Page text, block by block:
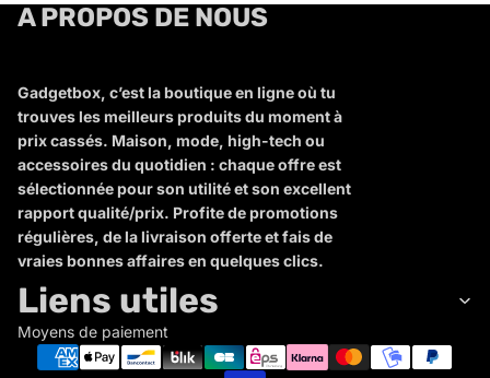
A PROPOS DE NOUS
Gadgetbox, c’est la boutique en ligne où tu
trouves les meilleurs produits du moment à
prix cassés. Maison, mode, high-tech ou
accessoires du quotidien : chaque offre est
sélectionnée pour son utilité et son excellent
rapport qualité/prix. Profite de promotions
régulières, de la livraison offerte et fais de
vraies bonnes affaires en quelques clics.
Liens utiles
Moyens de paiement